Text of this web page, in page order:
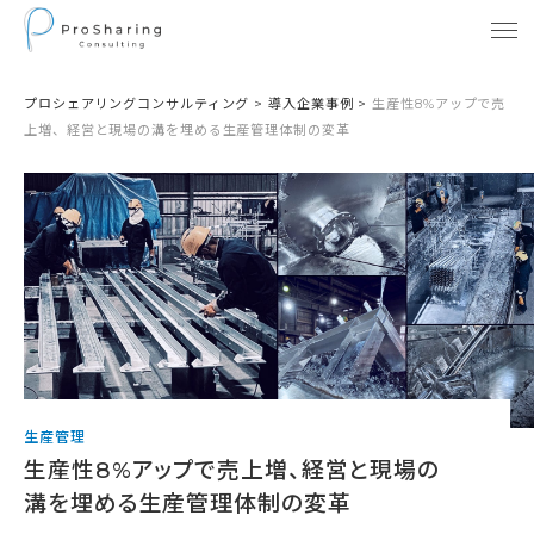
プロシェアリングコンサルティング >導入企業事例 > 生産性8%アップで売
上増、経営と現場の溝を埋める生産管理体制の変革
生産管理
生産性8%アップで売上増、経営と現場の
溝を埋める生産管理体制の変革